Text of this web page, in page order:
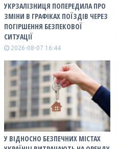
УКРЗАЛІЗНИЦЯ ПОПЕРЕДИЛА ПРО
ЗМІНИ В ГРАФІКАХ ПОЇЗДІВ ЧЕРЕЗ
ПОГІРШЕННЯ БЕЗПЕКОВОЇ
СИТУАЦІЇ
2026-08-07 16:44
У ВІДНОСНО БЕЗПЕЧНИХ МІСТАХ